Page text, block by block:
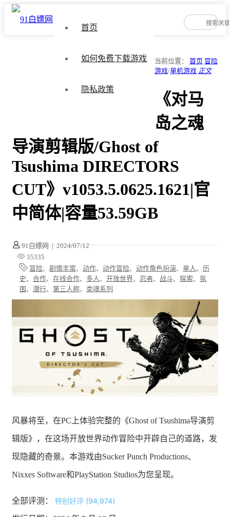
首页
如何免费下载游戏
隐私政策
当前位置： 首页 冒险
游戏/单机游戏 正文
《对马
岛之魂
导演剪辑版/Ghost of
Tsushima DIRECTORS
CUT》v1053.5.0625.1621|官
中简体|容量53.59GB
91白嫖网 | 2024/07/12
35335
冒险、 剧情丰富、 动作、 动作冒险、 动作角色扮演、 单人 、 历
史、 合作、 在线合作、 多人 、 开放世界、 忍者、 战斗、 探索、 氛
围 、 潜行、 第三人称、 类魂系列
风暴将至，在PC上体验完整的《Ghost of Tsushima导演剪
辑版》，在这场开放世界动作冒险中开辟自己的道路，发
现隐藏的奇景。本游戏由Sucker Punch Productions、
Nixxes Software和PlayStation Studios为您呈现。
全部评测： 特别好评 (94,974)